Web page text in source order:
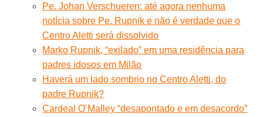
Pe. Johan Verschueren: até agora nenhuma
notícia sobre Pe. Rupnik e não é verdade que o
Centro Aletti será dissolvido
Marko Rupnik, “exilado” em uma residência para
padres idosos em Milão
Haverá um lado sombrio no Centro Aletti, do
padre Rupnik?
Cardeal O’Malley “desapontado e em desacordo”